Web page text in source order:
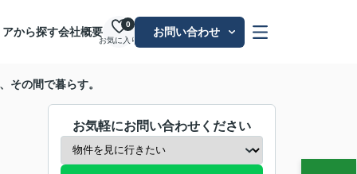
アから探す会社概要
お気に入り
0
お問い合わせ
その間で暮らす。
お気軽にお問い合わせください